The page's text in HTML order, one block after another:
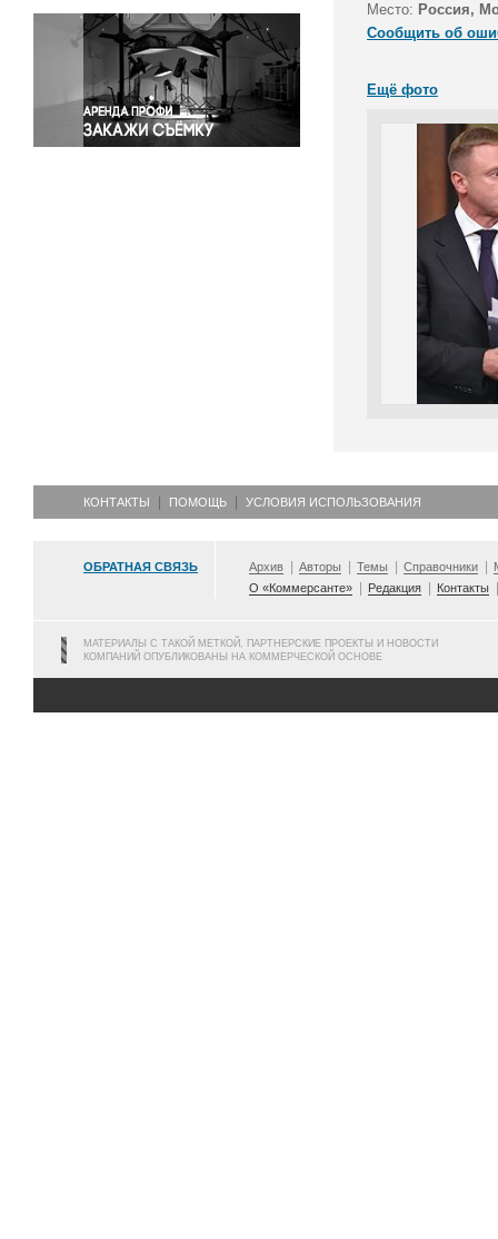
Светская жизнь
Спорт
Экология
Экономика и бизнес
Место: Россия,
Сообщить об
Ещё фото
КОНТАКТЫ ПОМОЩЬ УСЛОВИЯ ИСПОЛЬЗОВАНИЯ
ОБРАТНАЯ СВЯЗЬ Архив Авторы Темы Справочники
О «Коммерсанте»
Редакция Контакты
МАТЕРИАЛЫ С ТАКОЙ МЕТКОЙ, ПАРТНЕРСКИЕ ПРОЕКТЫ И НОВОСТИ
КОМПАНИЙ ОПУБЛИКОВАНЫ НА КОММЕРЧЕСКОЙ ОСНОВЕ